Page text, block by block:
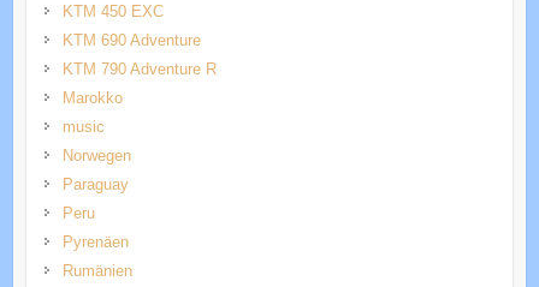
KTM 450 EXC
KTM 690 Adventure
KTM 790 Adventure R
Marokko
music
Norwegen
Paraguay
Peru
Pyrenäen
Rumänien